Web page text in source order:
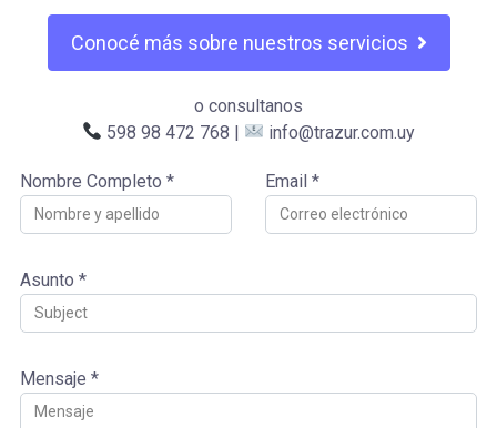
Conocé más sobre nuestros servicios
o consultanos
598 98 472 768 |
info@trazur.com.uy
Nombre Completo * Email *
Asunto *
Mensaje *